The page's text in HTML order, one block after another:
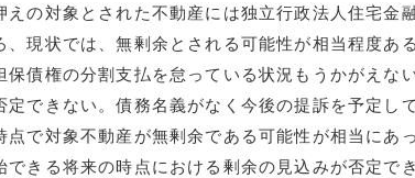
の対象とされた不動産には独立行政法人住宅金
、現状では、無剰余とされる可能性が相当程度あ
保債権の分割支払を怠っている状況もうかがえな
定できない。債務名義がなく今後の提訴を予定し
点で対象不動産が無剰余である可能性が相当にあ
できる将来の時点における剰余の見込みが否定で